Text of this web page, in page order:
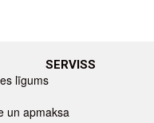
SERVISS
līgums
un apmaksa